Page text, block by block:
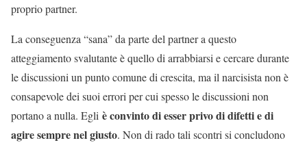
proprio partner.
La conseguenza “sana” da parte del partner a questo
atteggiamento svalutante è quello di arrabbiarsi e cercare durante
le discussioni un punto comune di crescita, ma il narcisista non è
consapevole dei suoi errori per cui spesso le discussioni non
portano a nulla. Egli è convinto di esser privo di difetti e di
agire sempre nel giusto. Non di rado tali scontri si concludono